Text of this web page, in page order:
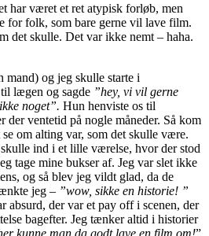
har været et ret atypisk forløb, men
for folk, som bare gerne vil lave film.
det skulle. Det var ikke nemt – haha.
og jeg skulle starte i
lægen og sagde ”hey, vi vil gerne
noget”. Hun henviste os til
der ventetid på nogle måneder. Så kom
om alting var, som det skulle være.
ind i et lille værelse, hvor der stod
tage mine bukser af. Jeg var slet ikke
og så blev jeg vildt glad, da de
jeg – ”wow, sikke en historie! ”
absurd, der var et pay off i scenen, der
bagefter. Jeg tænker altid i historier
kunne man da godt lave en film om!”